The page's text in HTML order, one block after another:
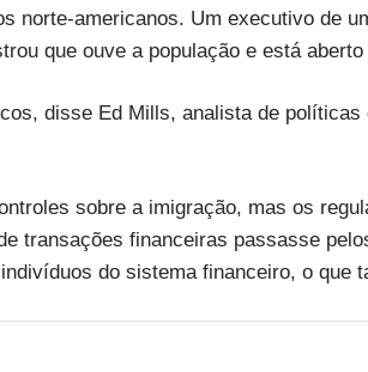
norte-americanos. Um executivo de
que ouve a população e está
disse Ed Mills, analista de políticas
sobre a imigração, mas os
transações financeiras passasse
do sistema financeiro, o que